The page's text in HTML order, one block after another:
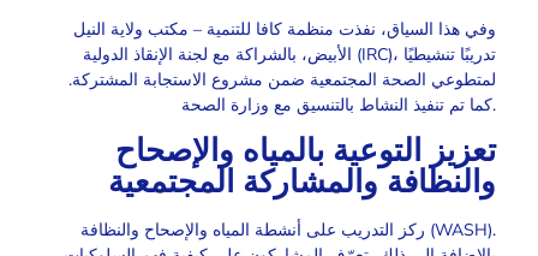
وفي هذا السياق، نفذت منظمة كافا للتنمية – مكتب ولاية النيل
الأبيض، بالشراكة مع لجنة الإنقاذ الدولية (IRC)، تدريبًا تنشيطيًا
لمتطوعي الصحة المجتمعية ضمن مشروع الاستجابة المشتركة.
كما تم تنفيذ النشاط بالتنسيق مع وزارة الصحة.
تعزيز التوعية بالمياه والإصحاح
والنظافة والمشاركة المجتمعية
ركز التدريب على أنشطة المياه والإصحاح والنظافة (WASH).